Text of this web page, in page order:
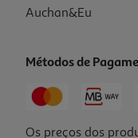
-10%
Auchan&Eu
Métodos de
Os preços dos